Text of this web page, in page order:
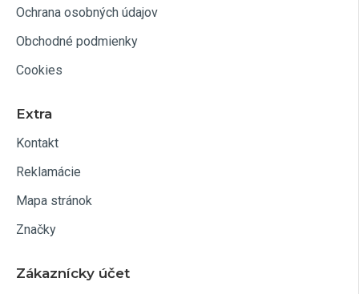
Ochrana osobných údajov
Obchodné podmienky
Cookies
Extra
Kontakt
Reklamácie
Mapa stránok
Značky
Zákaznícky účet